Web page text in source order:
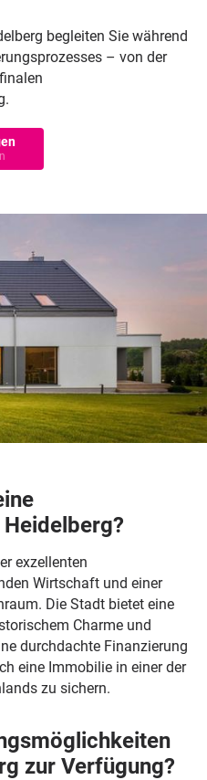
begleiten Sie während
– von der
exzellenten
Wirtschaft und einer
Die Stadt bietet eine
Charme und
durchdachte Finanzierung
eine Immobilie in einer der
zu sichern.
zur Verfügung?